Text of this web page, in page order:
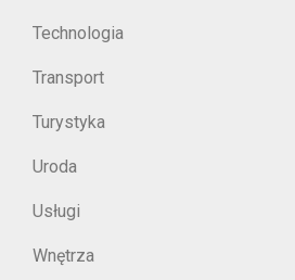
Technologia
Transport
Turystyka
Uroda
Usługi
Wnętrza